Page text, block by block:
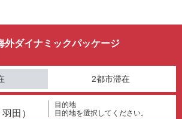
外ダイナミックパッケージ
2都市滞在
田）
目的地
目的地を選択してください。